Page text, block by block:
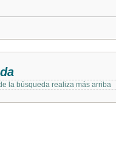
la búsqueda realiza más arriba